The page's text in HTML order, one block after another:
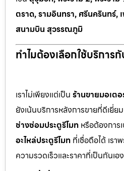
ตราด, รามอินทรา, ศรีนครินทร์,
สนามบิน สุวรรณภูมิ
ทำไมต้องเลือกใช้บริการกั
เราไม่เพียงแต่เป็น ร้านขายมอเต
ยังเน้นบริการหลังการขายที่ดีเยี่
ช่างซ่อมประตูรีโมท หรือต้องการ
อะไหล่ประตูรีโมท ที่เชื่อถือได้ เร
ความรวดเร็วและราคาที่เป็นกันเอง